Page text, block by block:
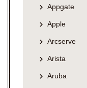
Appgate
Apple
Arcserve
Arista
Aruba